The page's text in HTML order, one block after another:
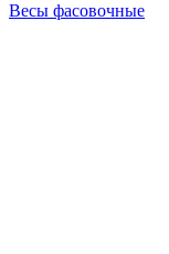
Весы фасовочные